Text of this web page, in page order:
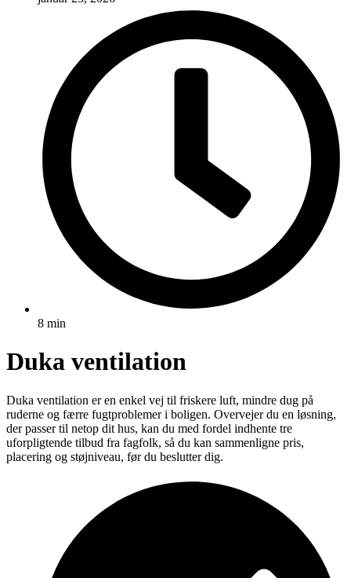
8 min
Duka ventilation
Duka ventilation er en enkel vej til friskere luft, mindre dug på
ruderne og færre fugtproblemer i boligen. Overvejer du en løsning,
der passer til netop dit hus, kan du med fordel indhente tre
uforpligtende tilbud fra fagfolk, så du kan sammenligne pris,
placering og støjniveau, før du beslutter dig.